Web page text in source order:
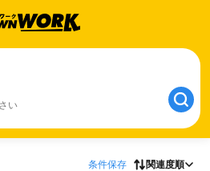
い
条件保存 関連度順